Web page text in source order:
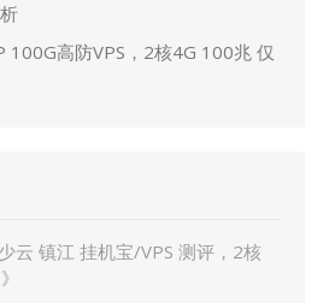
100G高防VPS，2核4G 100兆 仅
云 镇江 挂机宝/VPS 测评，2核
》